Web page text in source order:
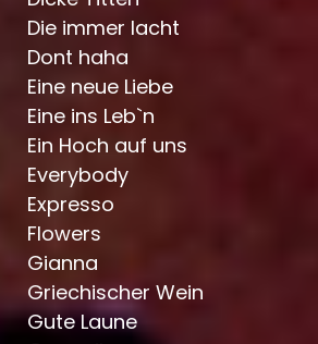
Die immer lacht
Dont haha
Eine neue Liebe
Eine ins Leb`n
Ein Hoch auf uns
Everybody
Expresso
Flowers
Gianna
Griechischer Wein
Gute Laune